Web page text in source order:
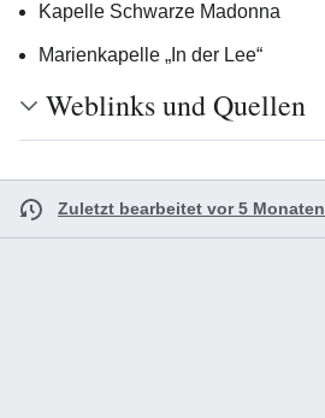
Kapelle Schwarze Madonna
Marienkapelle „In der Lee“
Weblinks und Quellen
Zuletzt bearbeitet vor 5 Monaten